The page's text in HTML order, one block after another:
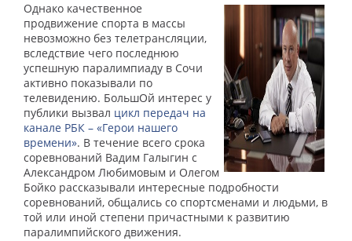
Однако качественное
продвижение спорта в массы
невозможно без телетрансляции,
вследствие чего последнюю
успешную паралимпиаду в Сочи
активно показывали по
телевидению. БольшОй интерес у
публики вызвал цикл передач на
канале РБК – «Герои нашего
времени». В течение всего срока
соревнований Вадим Галыгин с
Александром Любимовым и Олегом
Бойко рассказывали интересные подробности
соревнований, общались со спортсменами и людьми, в
той или иной степени причастными к развитию
паралимпийского движения.